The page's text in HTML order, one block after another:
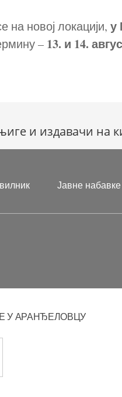
новој локацији, у
– 13. и 14.
и издавачи на
Јавне набавке
У АРАНЂЕЛОВЦУ